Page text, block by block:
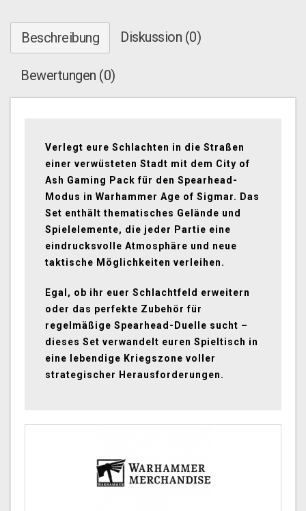
Beschreibung Diskussion (0)
Bewertungen (0)
Verlegt eure Schlachten in die Straßen
einer verwüsteten Stadt mit dem City of
Ash Gaming Pack für den Spearhead-
Modus in Warhammer Age of Sigmar. Das
Set enthält thematisches Gelände und
Spielelemente, die jeder Partie eine
eindrucksvolle Atmosphäre und neue
taktische Möglichkeiten verleihen.
Egal, ob ihr euer Schlachtfeld erweitern
oder das perfekte Zubehör für
regelmäßige Spearhead-Duelle sucht –
dieses Set verwandelt euren Spieltisch in
eine lebendige Kriegszone voller
strategischer Herausforderungen.